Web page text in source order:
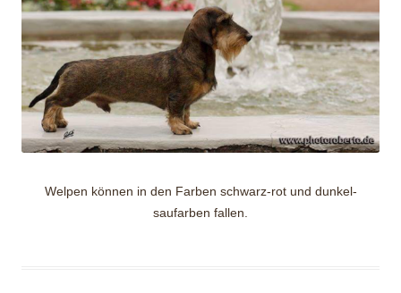
Welpen können in den Farben schwarz-rot und dunkel-
saufarben fallen.